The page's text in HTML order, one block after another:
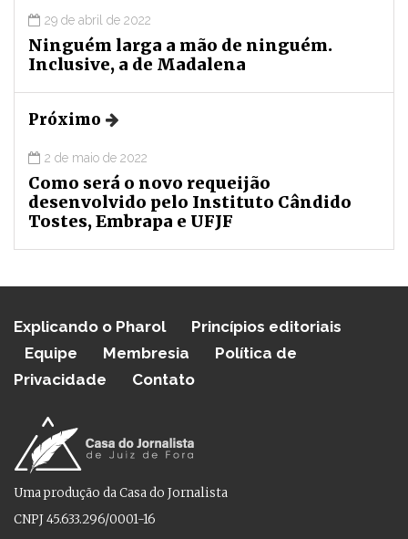
29 de abril de 2022
Ninguém larga a mão de ninguém.
Inclusive, a de Madalena
Próximo
2 de maio de 2022
Como será o novo requeijão
desenvolvido pelo Instituto Cândido
Tostes, Embrapa e UFJF
Explicando o Pharol
Princípios editoriais
Equipe
Membresia
Política de
Privacidade
Contato
Uma produção da Casa do Jornalista
CNPJ 45.633.296/0001-16